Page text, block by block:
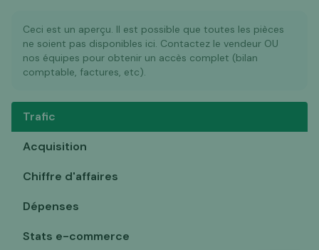
Ceci est un aperçu. Il est possible que toutes les pièces
ne soient pas disponibles ici. Contactez le vendeur OU
nos équipes pour obtenir un accès complet (bilan
comptable, factures, etc).
Trafic
Acquisition
Chiffre d'affaires
Dépenses
Stats e-commerce